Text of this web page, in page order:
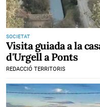
SOCIETAT
Visita guiada a la
d'Urgell a Ponts
REDACCIÓ TERRITORIS